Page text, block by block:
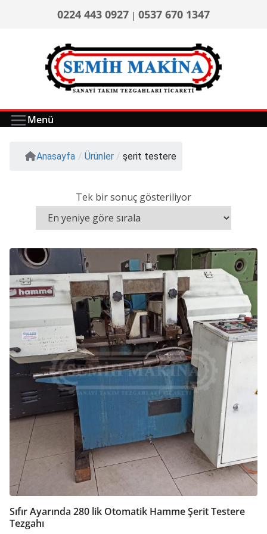
0224 443 0927 | 0537 670 1347
Menü
Anasayfa / Ürünler / şerit testere
Tek bir sonuç gösteriliyor
Sıfır Ayarında 280 lik Otomatik Hamme Şerit Testere
Tezgahı